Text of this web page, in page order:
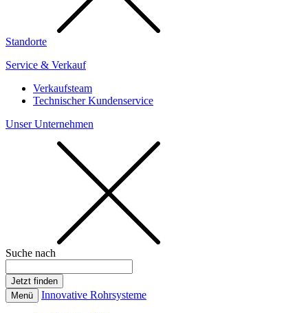
Standorte
Service & Verkauf
Verkaufsteam
Technischer Kundenservice
Unser Unternehmen
Suche nach
Menü Innovative Rohrsysteme